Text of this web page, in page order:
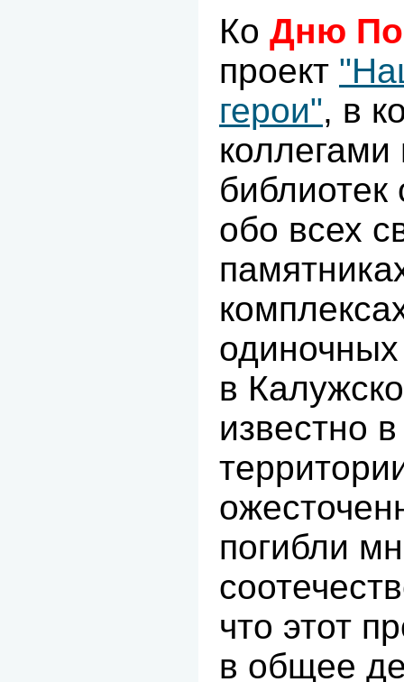
Ко Дню
проект
герои", в
обо всех
в
известно
погибли
что этот
в общее